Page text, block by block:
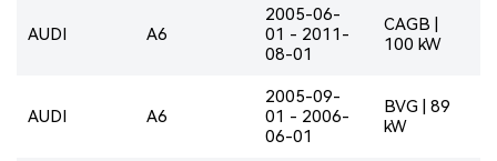
AUDI A6
2005-06-
01 - 2011-
08-01
CAGB |
100 kW
AUDI A6
2005-09-
01 - 2006-
06-01
BVG | 89
kW